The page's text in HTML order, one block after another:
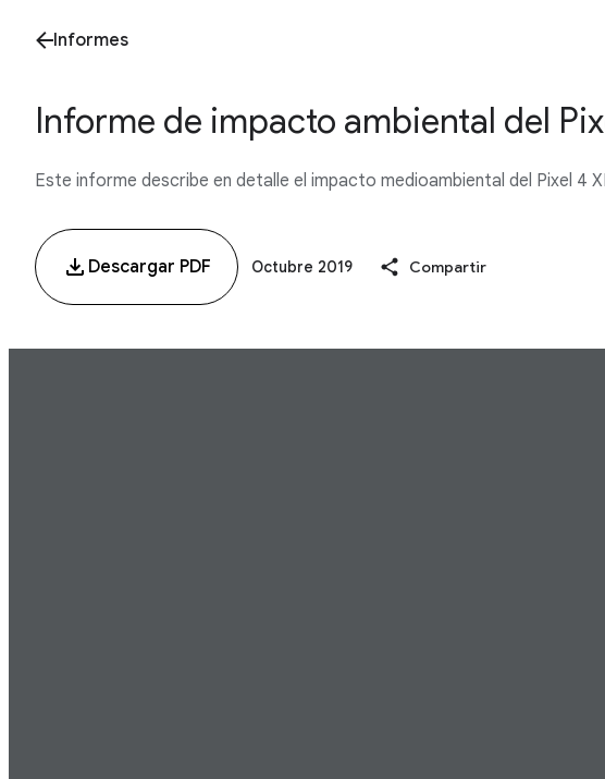
Informes
Informe de impacto ambiental del
Este informe describe en detalle el impacto medioambiental del Pixel 4
Descargar PDF Octubre 2019 Compartir